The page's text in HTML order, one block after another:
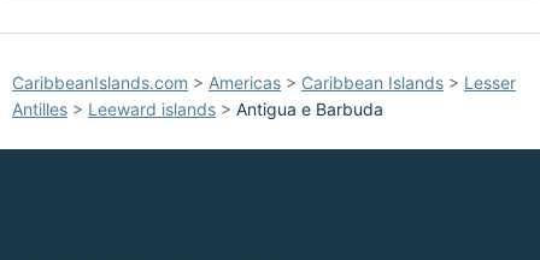
CaribbeanIslands.com > Americas > Caribbean Islands > Lesser
Antilles > Leeward islands > Antigua e Barbuda